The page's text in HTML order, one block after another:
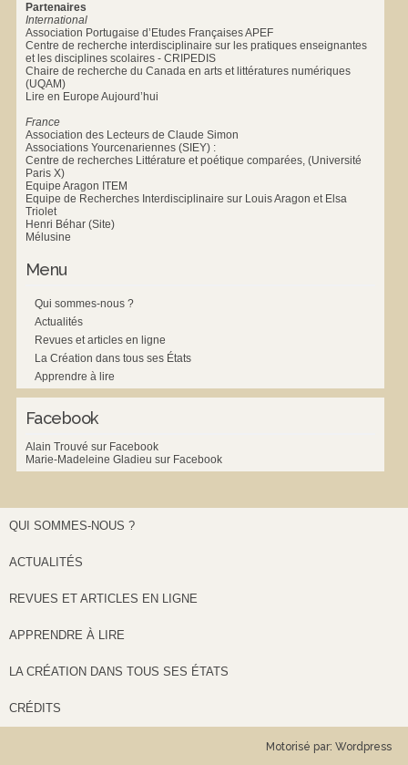
Partenaires
International
Association Portugaise d’Etudes Françaises APEF
Centre de recherche interdisciplinaire sur les pratiques enseignantes
et les disciplines scolaires - CRIPEDIS
Chaire de recherche du Canada en arts et littératures numériques
(UQAM)
Lire en Europe Aujourd’hui
France
Association des Lecteurs de Claude Simon
Associations Yourcenariennes (SIEY) :
Centre de recherches Littérature et poétique comparées, (Université
Paris X)
Equipe Aragon ITEM
Equipe de Recherches Interdisciplinaire sur Louis Aragon et Elsa
Triolet
Henri Béhar (Site)
Mélusine
Menu
Qui sommes-nous ?
Actualités
Revues et articles en ligne
La Création dans tous ses États
Apprendre à lire
Facebook
Alain Trouvé sur Facebook
Marie-Madeleine Gladieu sur Facebook
QUI SOMMES-NOUS ?
ACTUALITÉS
REVUES ET ARTICLES EN LIGNE
APPRENDRE À LIRE
LA CRÉATION DANS TOUS SES ÉTATS
CRÉDITS
Motorisé par:Wordpress